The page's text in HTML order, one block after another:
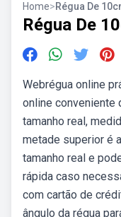
Home>Régua De
Régua De
Webrégua online
online conveniente
tamanho real,
metade superior é
tamanho real e
rápida caso
com cartão de
ângulo da régua